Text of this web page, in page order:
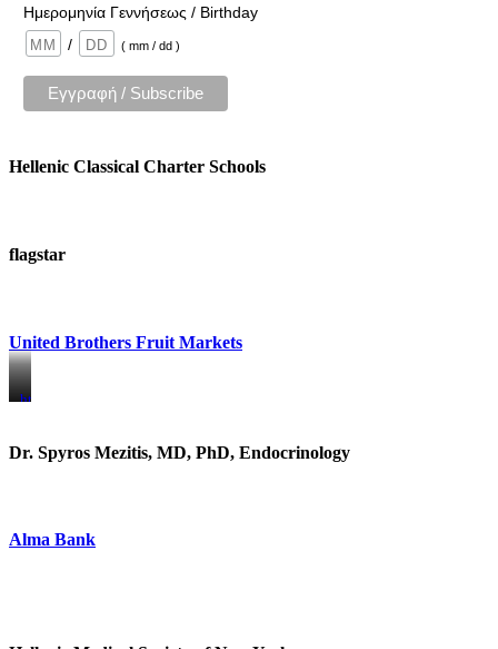
Ημερομηνία Γεννήσεως / Birthday
/
( mm / dd )
Hellenic Classical Charter Schools
flagstar
United Brothers Fruit Markets
https://www.unitedbrothersfruitmarkets.com/
https://www.unitedbrothersfruitmarkets.com/
Dr. Spyros Mezitis, MD, PhD, Endocrinology
Alma Bank